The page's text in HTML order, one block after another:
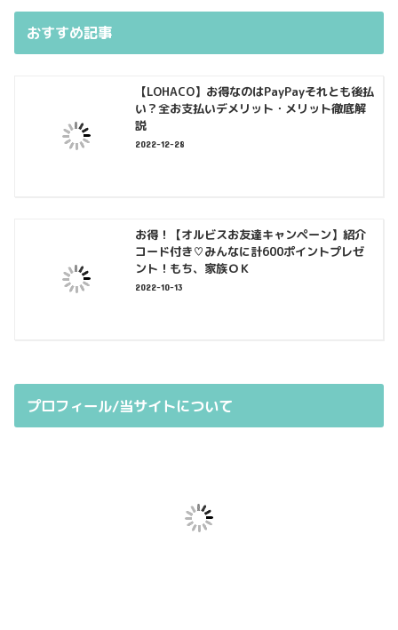
おすすめ記事
【LOHACO】お得なのはPayPayそれとも後払
い？全お支払いデメリット・メリット徹底解
説
2022-12-28
お得！【オルビスお友達キャンペーン】紹介
コード付き♡みんなに計600ポイントプレゼ
ント！もち、家族ＯＫ
2022-10-13
プロフィール/当サイトについて